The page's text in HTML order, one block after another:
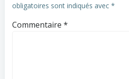
obligatoires sont indiqués avec *
Commentaire *